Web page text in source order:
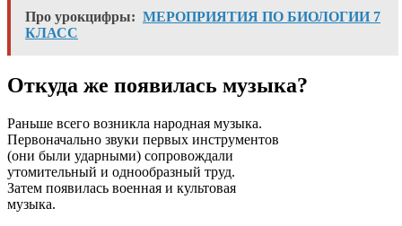
Про урокцифры: МЕРОПРИЯТИЯ ПО БИОЛОГИИ 7
КЛАСС
Откуда же появилась музыка?
Раньше всего возникла народная музыка.
Первоначально звуки первых инструментов
(они были ударными) сопровождали
утомительный и однообразный труд.
Затем появилась военная и культовая
музыка.